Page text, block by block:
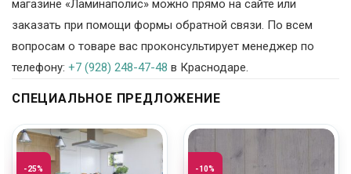
магазине «Ламинаполис» можно прямо на сайте или
заказать при помощи формы обратной связи. По всем
вопросам о товаре вас проконсультирует менеджер по
телефону: +7 (928) 248-47-48 в Краснодаре.
СПЕЦИАЛЬНОЕ ПРЕДЛОЖЕНИЕ
-25% -10%